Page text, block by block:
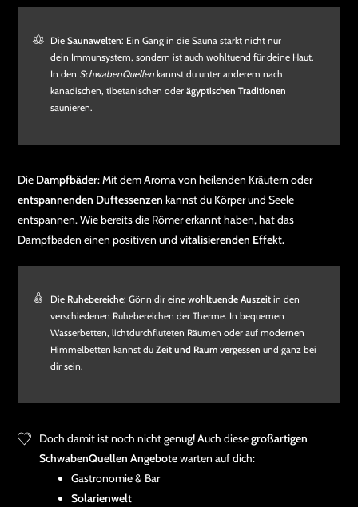
Die Saunawelten: Ein Gang in die Sauna stärkt nicht nur
dein Immunsystem, sondern ist auch wohltuend für deine Haut.
In den SchwabenQuellen kannst du unter anderem nach
kanadischen, tibetanischen oder ägyptischen Traditionen
saunieren.
Die Dampfbäder: Mit dem Aroma von heilenden Kräutern oder
entspannenden Duftessenzen kannst du Körper und Seele
entspannen. Wie bereits die Römer erkannt haben, hat das
Dampfbaden einen positiven und vitalisierenden Effekt.
Die Ruhebereiche: Gönn dir eine wohltuende Auszeit in den
verschiedenen Ruhebereichen der Therme. In bequemen
Wasserbetten, lichtdurchfluteten Räumen oder auf modernen
Himmelbetten kannst du Zeit und Raum vergessen und ganz bei
dir sein.
Doch damit ist noch nicht genug! Auch diesegroßartigen
SchwabenQuellen Angebotewarten auf dich:
Gastronomie & Bar
Solarienwelt